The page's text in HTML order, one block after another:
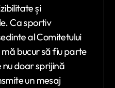
și
Ca sportiv
al Comitetului
bucur să fiu parte
doar sprijină
un mesaj